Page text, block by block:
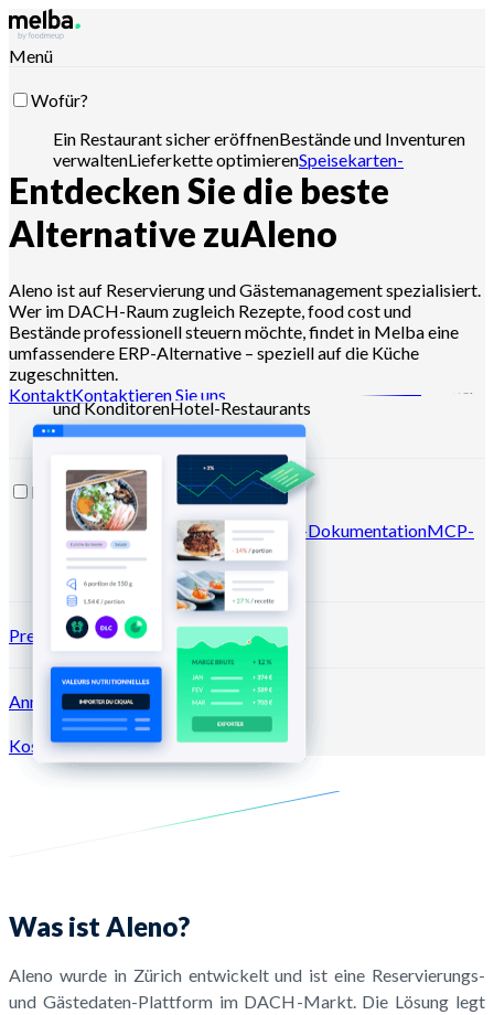
Menü
Wofür?
Ein Restaurant sicher eröffnenBestände und Inventuren
verwaltenLieferkette optimierenSpeisekarten-
Engineering optimierenWareneinsatz senken
planenHACCP-Anforderungen erfüllenAngebote steuern
und Verkäufe analysieren
Mit Claude, ChatGPT oder API
steuern
Für wen?
Ketten und große Gruppen
Unabhängige
Restaurants
Zentralküchen
und KonditorenHotel-Restaurants
Ressourcen
BlogHilfe-CenterNewsletterAPI-DokumentationMCP-
Dokumentation
Preise
Anmeldung →
Kostenlos testenRegistrieren
Entdecken Sie die beste
Alternative zuAleno
Aleno ist auf Reservierung und Gästemanagement spezialisiert.
Wer im DACH-Raum zugleich Rezepte, food cost und
Bestände professionell steuern möchte, findet in Melba eine
umfassendere ERP-Alternative – speziell auf die Küche
zugeschnitten.
KontaktKontaktieren Sie uns
Was ist Aleno?
Aleno wurde in Zürich entwickelt und ist eine Reservierungs-
und Gästedaten-Plattform im DACH-Markt. Die Lösung legt